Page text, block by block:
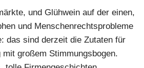
und Glühwein auf der einen,
und Menschenrechtsprobleme
das sind derzeit die Zutaten für
mit großem Stimmungsbogen.